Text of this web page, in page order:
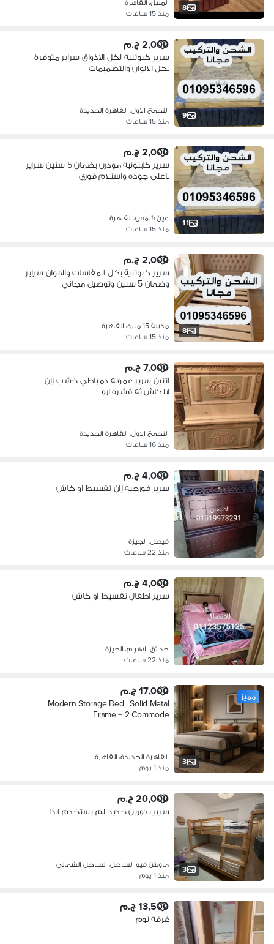
8
المنيل، القاهرة
منذ 15 ساعات
9
2,000 ج.م
سرير كبوتنية لكل الاذواق سراير متوفرة
بكل الالوان والتصميمات
التجمع الاول، القاهرة الجديدة
منذ 15 ساعات
11
2,000 ج.م
سرير كابتونية مودرن بضمان 5 سنين سراير
باعلى جوده واستلام فورى
عين شمس، القاهرة
منذ 15 ساعات
8
2,000 ج.م
سرير كبوتنية بكل المقاسات والالوان سراير
وضمان 5 سنين وتوصيل مجاني
مدينة 15 مايو، القاهرة
منذ 15 ساعات
7,000 ج.م
اتنين سرير عموله دمياطي خشب زان
ابلكاش ثه قشره ارو
التجمع الاول، القاهرة الجديدة
منذ 16 ساعات
4,000 ج.م
سرير فورجيه زان تقسيط او كاش
فيصل، الجيزة
منذ 22 ساعات
4,000 ج.م
سرير اطفال تقسيط او كاش
حدائق الاهرام، الجيزة
منذ 22 ساعات
3
مميز 17,000 ج.م
Modern Storage Bed | Solid Metal
Frame + 2 Commode
القاهرة الجديدة، القاهرة
منذ 1 يوم
3
20,000 ج.م
سرير بدورين جديد لم يستخدم ابدا
ماونتن فيو الساحل، الساحل الشمالي
منذ 1 يوم
13,500 ج.م
غرفة نوم